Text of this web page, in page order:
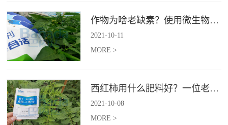
作物为啥老缺素？使用微生物菌剂能解决吗？
2021 -10-11
MORE >
西红柿用什么肥料好？一位老农资是这样评价水溶肥的！
2021 -10-08
MORE >